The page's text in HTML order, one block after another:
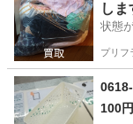
しま
状態
プリフ
100円